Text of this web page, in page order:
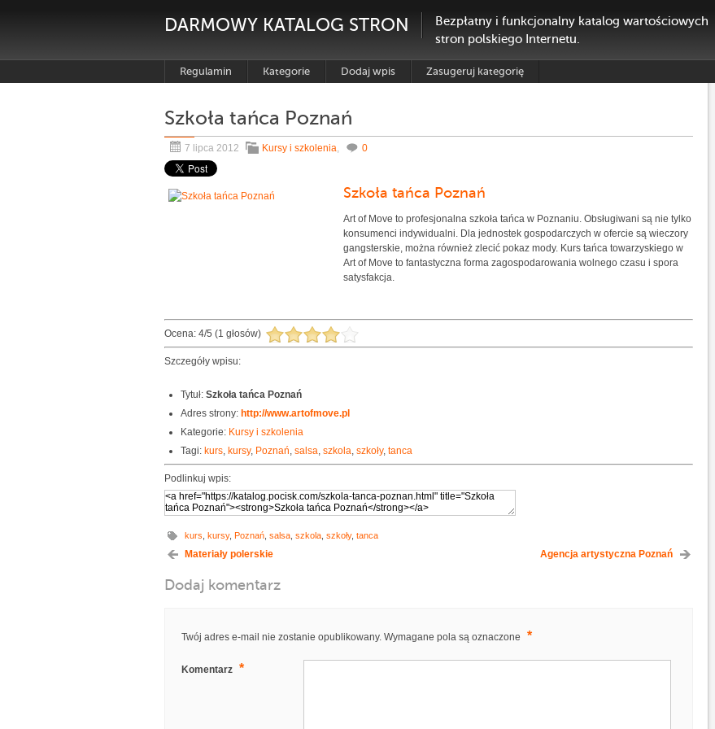
DARMOWY KATALOG STRON
Bezpłatny i funkcjonalny katalog wartościowych
stron polskiego Internetu.
Regulamin Kategorie Dodaj wpis Zasugeruj kategorię
Szkoła tańca Poznań
7 lipca 2012 Kursy i szkolenia, 0
Szkoła tańca Poznań
Art of Move to profesjonalna szkoła tańca w Poznaniu. Obsługiwani są nie tylko
konsumenci indywidualni. Dla jednostek gospodarczych w ofercie są wieczory
gangsterskie, można również zlecić pokaz mody. Kurs tańca towarzyskiego w
Art of Move to fantastyczna forma zagospodarowania wolnego czasu i spora
satysfakcja.
Ocena: 4/5 (1 głosów)
Szczegóły wpisu:
Tytuł: Szkoła tańca Poznań
Adres strony: http://www.artofmove.pl
Kategorie: Kursy i szkolenia
Tagi: kurs, kursy, Poznań, salsa, szkola, szkoły, tanca
Podlinkuj wpis:
kurs kursy, Poznań salsa szkola szkoły, tanca
Materiały polerskie Agencja artystyczna Poznań
Dodaj komentarz
Twój adres e-mail nie zostanie opublikowany. Wymagane pola są oznaczone *
Komentarz *